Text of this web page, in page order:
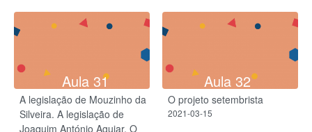
Aula 31
A legislação de Mouzinho da
Silveira. A legislação de
Joaquim António Aguiar. O
Aula 32
O projeto setembrista
2021-03-15